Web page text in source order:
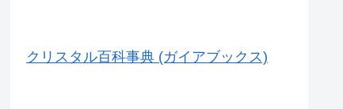
クリスタル百科事典 (ガイアブックス)